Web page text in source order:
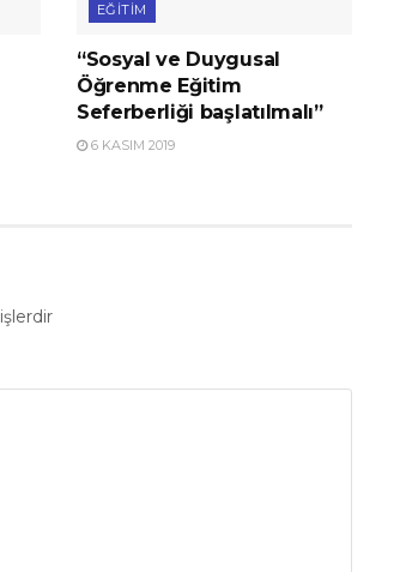
EĞITIM
“Sosyal ve Duygusal
Öğrenme Eğitim
Seferberliği başlatılmalı”
6 KASIM 2019